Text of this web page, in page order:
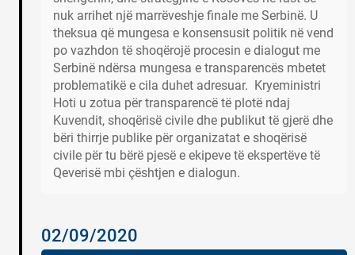
nuk arrihet një marrëveshje finale me Serbinë. U
theksua që mungesa e konsensusit politik në vend
po vazhdon të shoqërojë procesin e dialogut me
Serbinë ndërsa mungesa e transparencës mbetet
problematikë e cila duhet adresuar. Kryeministri
Hoti u zotua për transparencë të plotë ndaj
Kuvendit, shoqërisë civile dhe publikut të gjerë dhe
bëri thirrje publike për organizatat e shoqërisë
civile për tu bërë pjesë e ekipeve të ekspertëve të
Qeverisë mbi çështjen e dialogun.
02/09/2020